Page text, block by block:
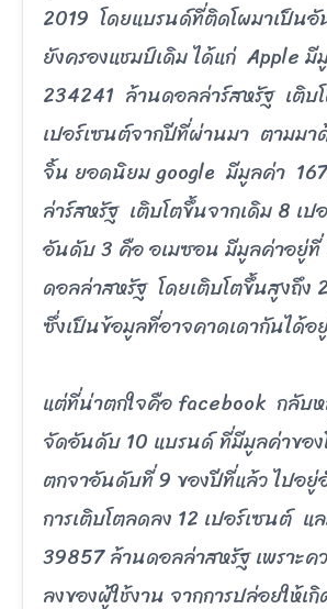
2019 โดยแบรนด์ที่ติดโผมาเป็น
ยังครองแชมป์เดิม ได้แก่ Apple
234241 ล้านดอลล่าร์สหรัฐ เติบ
เปอร์เซนต์จากปีที่ผ่านมา ตามมา
จิ้น ยอดนิยม google มีมูลค่า
ล่าร์สหรัฐ เติบโตขึ้นจากเดิม 8 เป
อันดับ 3 คือ อเมซอน มีมูลค่าอยู่
ดอลล่าสหรัฐ โดยเติบโตขึ้นสูงถึง
ซึ่งเป็นข้อมูลที่อาจคาดเดากันได้อ
แต่ที่น่าตกใจคือ facebook กลับห
จัดอันดับ 10 แบรนด์ ที่มีมูลค่าของ
ตกจาอันดับที่ 9 ของปีที่แล้ว ไปอ
การเติบโตลดลง 12 เปอร์เซนต์ แ
39857 ล้านดอลล่าสหรัฐ เพราะค
ลงของผู้ใช้งาน จากการปล่อยให้เกิ